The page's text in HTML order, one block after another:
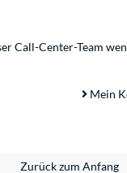
Call-Center-Team
Mein
Zurück zum Anfang